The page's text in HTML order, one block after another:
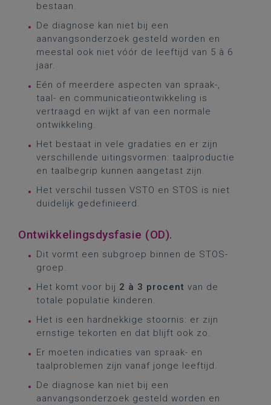
bestaan.
De diagnose kan niet bij een
aanvangsonderzoek gesteld worden en
meestal ook niet vóór de leeftijd van 5 à 6
jaar.
Eén of meerdere aspecten van spraak-,
taal- en communicatieontwikkeling is
vertraagd en wijkt af van een normale
ontwikkeling.
Het bestaat in vele gradaties en er zijn
verschillende uitingsvormen: taalproductie
en taalbegrip kunnen aangetast zijn.
Het verschil tussen VSTO en STOS is niet
duidelijk gedefinieerd.
Ontwikkelingsdysfasie (OD).
Dit vormt een subgroep binnen de STOS-
groep.
Het komt voor bij 2 à 3 procent van de
totale populatie kinderen.
Het is een hardnekkige stoornis: er zijn
ernstige tekorten en dat blijft ook zo.
Er moeten indicaties van spraak- en
taalproblemen zijn vanaf jonge leeftijd.
De diagnose kan niet bij een
aanvangsonderzoek gesteld worden en